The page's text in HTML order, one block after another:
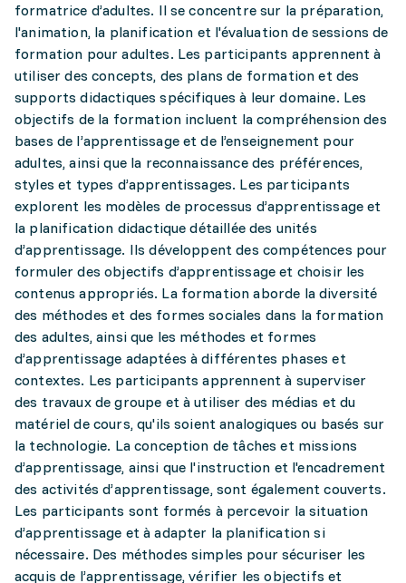
formatrice d’adultes. Il se concentre sur la préparation,
l'animation, la planification et l'évaluation de sessions de
formation pour adultes. Les participants apprennent à
utiliser des concepts, des plans de formation et des
supports didactiques spécifiques à leur domaine. Les
objectifs de la formation incluent la compréhension des
bases de l’apprentissage et de l’enseignement pour
adultes, ainsi que la reconnaissance des préférences,
styles et types d’apprentissages. Les participants
explorent les modèles de processus d’apprentissage et
la planification didactique détaillée des unités
d’apprentissage. Ils développent des compétences pour
formuler des objectifs d’apprentissage et choisir les
contenus appropriés. La formation aborde la diversité
des méthodes et des formes sociales dans la formation
des adultes, ainsi que les méthodes et formes
d’apprentissage adaptées à différentes phases et
contextes. Les participants apprennent à superviser
des travaux de groupe et à utiliser des médias et du
matériel de cours, qu'ils soient analogiques ou basés sur
la technologie. La conception de tâches et missions
d’apprentissage, ainsi que l'instruction et l'encadrement
des activités d’apprentissage, sont également couverts.
Les participants sont formés à percevoir la situation
d’apprentissage et à adapter la planification si
nécessaire. Des méthodes simples pour sécuriser les
acquis de l’apprentissage, vérifier les objectifs et